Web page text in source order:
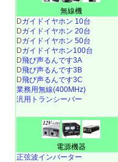
無線機
Dガイドイヤホン 10台
Dガイドイヤホン 20台
Dガイドイヤホン 50台
Dガイドイヤホン100台
D飛び声るんです3A
D飛び声るんです3B
D飛び声るんです3C
業務用無線(400MHz)
汎用トランシーバー
電源機器
正弦波インバーター